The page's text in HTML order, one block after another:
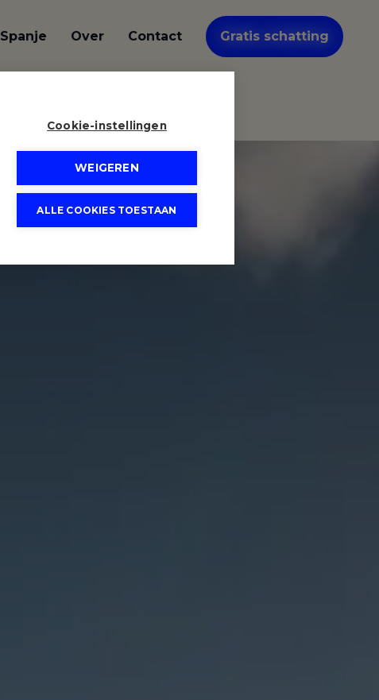
Spanje Over Contact Gratis schatting
Cookie-instellingen
WEIGEREN
ALLE COOKIES TOESTAAN